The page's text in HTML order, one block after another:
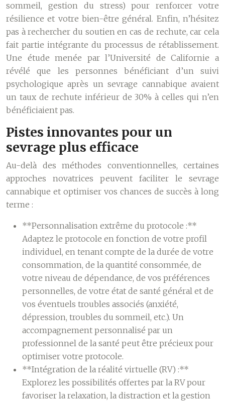
sommeil, gestion du stress) pour renforcer votre
résilience et votre bien-être général. Enfin, n’hésitez
pas à rechercher du soutien en cas de rechute, car cela
fait partie intégrante du processus de rétablissement.
Une étude menée par l’Université de Californie a
révélé que les personnes bénéficiant d’un suivi
psychologique après un sevrage cannabique avaient
un taux de rechute inférieur de 30% à celles qui n’en
bénéficiaient pas.
Pistes innovantes pour un
sevrage plus efficace
Au-delà des méthodes conventionnelles, certaines
approches novatrices peuvent faciliter le sevrage
cannabique et optimiser vos chances de succès à long
terme :
**Personnalisation extrême du protocole :**
Adaptez le protocole en fonction de votre profil
individuel, en tenant compte de la durée de votre
consommation, de la quantité consommée, de
votre niveau de dépendance, de vos préférences
personnelles, de votre état de santé général et de
vos éventuels troubles associés (anxiété,
dépression, troubles du sommeil, etc.). Un
accompagnement personnalisé par un
professionnel de la santé peut être précieux pour
optimiser votre protocole.
**Intégration de la réalité virtuelle (RV) :**
Explorez les possibilités offertes par la RV pour
favoriser la relaxation, la distraction et la gestion